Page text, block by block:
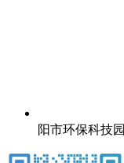
阳市环保科技园